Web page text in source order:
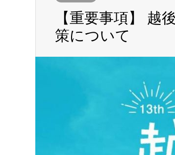
【重要事項】 越
策について